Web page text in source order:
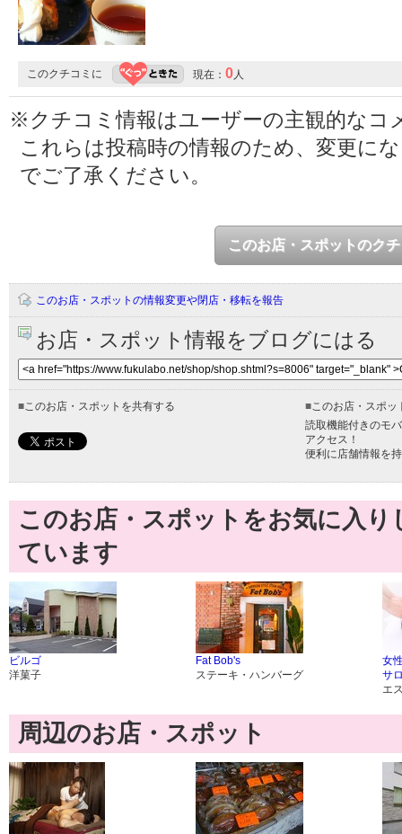
このクチコミに 現在： 0人
※クチコミ情報はユーザーの主観的なコ
これらは投稿時の情報のため、変更に
でご了承ください。
このお店・スポットのク
このお店・スポットの情報変更や閉店・移転を報告
お店・スポット情報をブログにはる
■このお店・スポットを共有する ■このお店・スポッ
読取機能付きのモ
アクセス！
便利に店舗情報を
このお店・スポットをお気に入
ています
ビルゴ
洋菓子
Fat Bob's
ステーキ・ハンバーグ
女
サ
エ
周辺のお店・スポット